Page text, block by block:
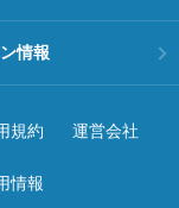
情報
規約 運営会社
情報